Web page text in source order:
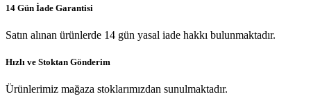
14 Gün İade Garantisi
Satın alınan ürünlerde 14 gün yasal iade hakkı bulunmaktadır.
Hızlı ve Stoktan Gönderim
Ürünlerimiz mağaza stoklarımızdan sunulmaktadır.